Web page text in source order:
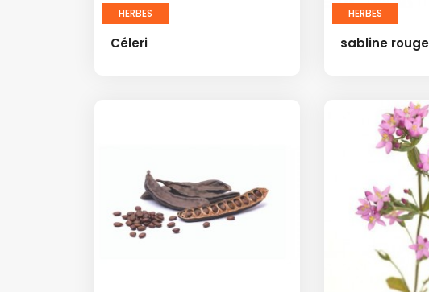
HERBES
Céleri
HERBES
sabline rouge